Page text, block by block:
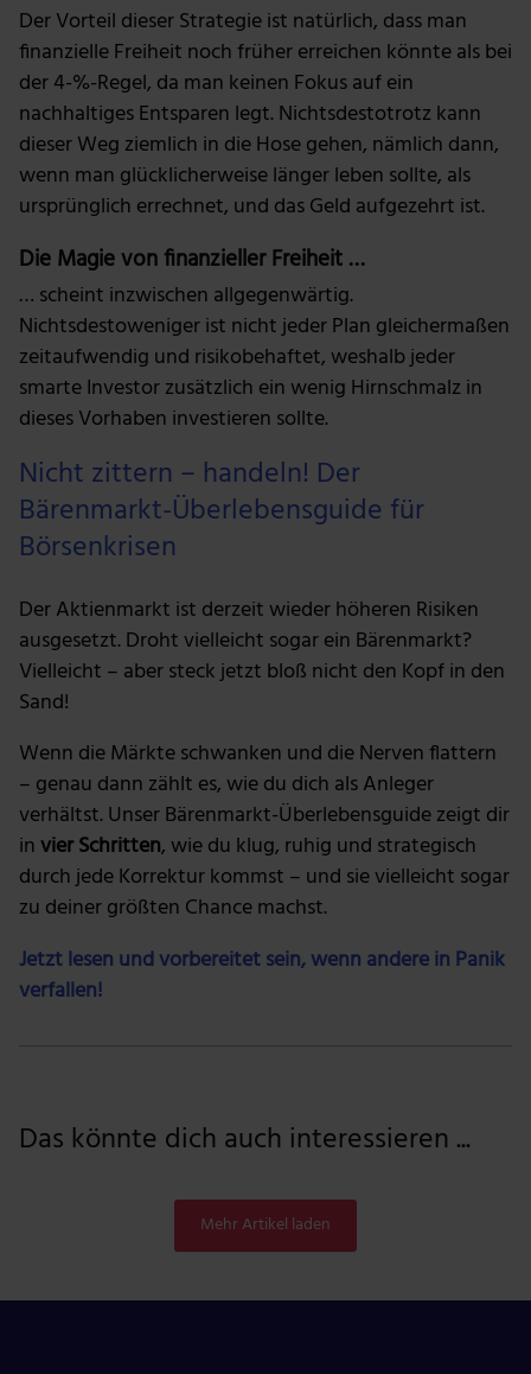
Der Vorteil dieser Strategie ist natürlich, dass man
finanzielle Freiheit noch früher erreichen könnte als bei
der 4-%-Regel, da man keinen Fokus auf ein
nachhaltiges Entsparen legt. Nichtsdestotrotz kann
dieser Weg ziemlich in die Hose gehen, nämlich dann,
wenn man glücklicherweise länger leben sollte, als
ursprünglich errechnet, und das Geld aufgezehrt ist.
Die Magie von finanzieller Freiheit …
… scheint inzwischen allgegenwärtig.
Nichtsdestoweniger ist nicht jeder Plan gleichermaßen
zeitaufwendig und risikobehaftet, weshalb jeder
smarte Investor zusätzlich ein wenig Hirnschmalz in
dieses Vorhaben investieren sollte.
Nicht zittern – handeln! Der
Bärenmarkt-Überlebensguide für
Börsenkrisen
Der Aktienmarkt ist derzeit wieder höheren Risiken
ausgesetzt. Droht vielleicht sogar ein Bärenmarkt?
Vielleicht – aber steck jetzt bloß nicht den Kopf in den
Sand!
Wenn die Märkte schwanken und die Nerven flattern
– genau dann zählt es, wie du dich als Anleger
verhältst. Unser Bärenmarkt-Überlebensguide zeigt dir
invier Schritten, wie du klug, ruhig und strategisch
durch jede Korrektur kommst – und sie vielleicht sogar
zu deiner größten Chance machst.
Jetzt lesen und vorbereitet sein, wenn andere in Panik
verfallen!
Das könnte dich auch interessieren ...
Mehr Artikel laden